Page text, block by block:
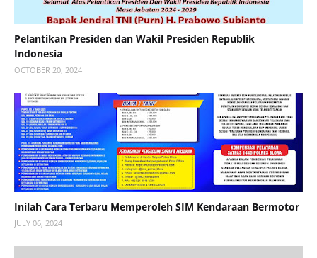
Pelantikan Presiden dan Wakil Presiden Republik
Indonesia
OCTOBER 20, 2024
Inilah Cara Terbaru Memperoleh SIM Kendaraan Bermotor
JULY 06, 2024